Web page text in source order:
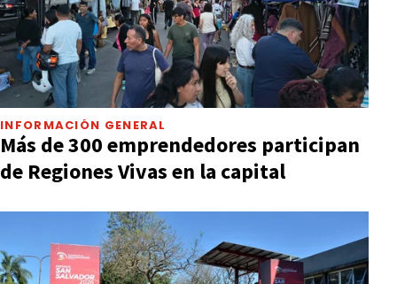
INFORMACIÓN GENERAL
Más de 300 emprendedores participan
de Regiones Vivas en la capital